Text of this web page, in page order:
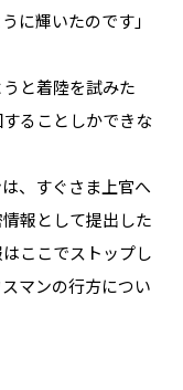
に輝いたのです」
と着陸を試みた
ることしかできな
、すぐさま上官へ
報として提出した
ここでストップし
マンの行方につい